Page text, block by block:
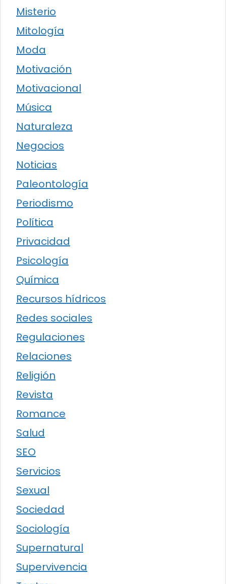
Misterio
Mitología
Moda
Motivación
Motivacional
Música
Naturaleza
Negocios
Noticias
Paleontología
Periodismo
Política
Privacidad
Psicología
Química
Recursos hídricos
Redes sociales
Regulaciones
Relaciones
Religión
Revista
Romance
Salud
SEO
Servicios
Sexual
Sociedad
Sociología
Supernatural
Supervivencia